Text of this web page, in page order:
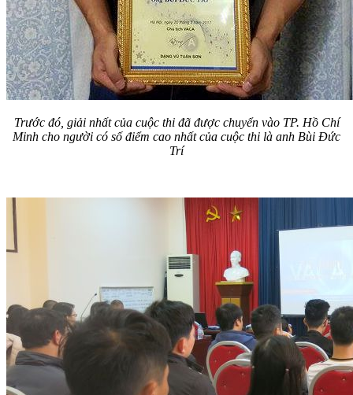
Trước đó, giải nhất của cuộc thi đã được chuyển vào TP. Hồ Chí
Minh cho người có số điểm cao nhất của cuộc thi là anh Bùi Đức
Trí